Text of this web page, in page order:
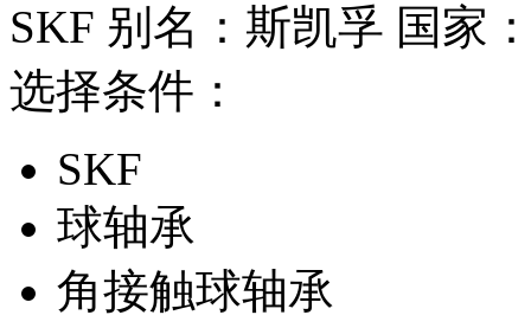
SKF 别名：斯凯孚 国家
选择条件：
SKF
球轴承
角接触球轴承